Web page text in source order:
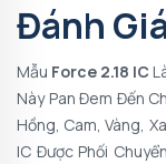
Đánh
Mẫu Force 2.18 IC
Này Pan Đem Đến
Hồng, Cam, Vàng,
IC Được Phối